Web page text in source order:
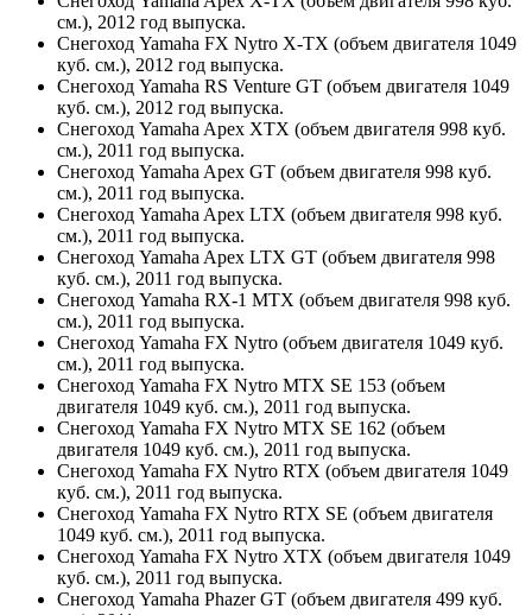
см.), 2012 год выпуска.
Снегоход Yamaha FX Nytro X-TX (объем двигателя 1049
куб. см.), 2012 год выпуска.
Снегоход Yamaha RS Venture GT (объем двигателя 1049
куб. см.), 2012 год выпуска.
Снегоход Yamaha Apex XTX (объем двигателя 998 куб.
см.), 2011 год выпуска.
Снегоход Yamaha Apex GT (объем двигателя 998 куб.
см.), 2011 год выпуска.
Снегоход Yamaha Apex LTX (объем двигателя 998 куб.
см.), 2011 год выпуска.
Снегоход Yamaha Apex LTX GT (объем двигателя 998
куб. см.), 2011 год выпуска.
Снегоход Yamaha RX-1 MTX (объем двигателя 998 куб.
см.), 2011 год выпуска.
Снегоход Yamaha FX Nytro (объем двигателя 1049 куб.
см.), 2011 год выпуска.
Снегоход Yamaha FX Nytro MTX SE 153 (объем
двигателя 1049 куб. см.), 2011 год выпуска.
Снегоход Yamaha FX Nytro MTX SE 162 (объем
двигателя 1049 куб. см.), 2011 год выпуска.
Снегоход Yamaha FX Nytro RTX (объем двигателя 1049
куб. см.), 2011 год выпуска.
Снегоход Yamaha FX Nytro RTX SE (объем двигателя
1049 куб. см.), 2011 год выпуска.
Снегоход Yamaha FX Nytro XTX (объем двигателя 1049
куб. см.), 2011 год выпуска.
Снегоход Yamaha Phazer GT (объем двигателя 499 куб.